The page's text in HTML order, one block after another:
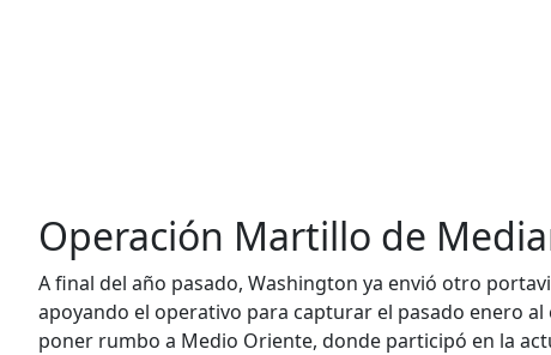
Operación Martillo de
A final del año pasado, Washington ya envió otro
apoyando el operativo para capturar el pasado enero
poner rumbo a Medio Oriente, donde participó en la